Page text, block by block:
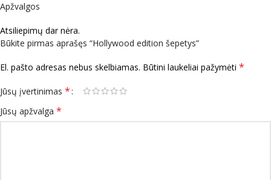
Apžvalgos
Atsiliepimų dar nėra.
Būkite pirmas aprašęs “Hollywood edition šepetys”
El. pašto adresas nebus skelbiamas. Būtini laukeliai pažymėti *
Jūsų įvertinimas *
Jūsų apžvalga *